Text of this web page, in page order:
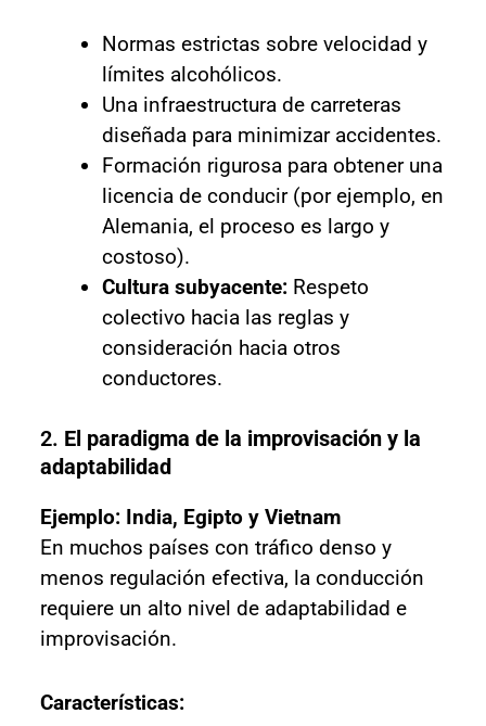
Normas estrictas sobre velocidad y
límites alcohólicos.
Una infraestructura de carreteras
diseñada para minimizar accidentes.
Formación rigurosa para obtener una
licencia de conducir (por ejemplo, en
Alemania, el proceso es largo y
costoso).
Cultura subyacente:Respeto
colectivo hacia las reglas y
consideración hacia otros
conductores.
2. El paradigma de la improvisación y la
adaptabilidad
Ejemplo: India, Egipto y Vietnam
En muchos países con tráfico denso y
menos regulación efectiva, la conducción
requiere un alto nivel de adaptabilidad e
improvisación.
Características: